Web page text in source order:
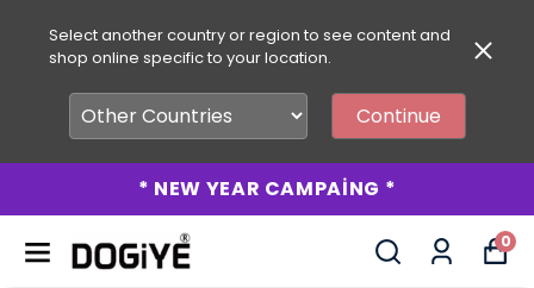
Select another country or region to see content and
shop online specific to your location.
Continue
* NEW YEAR CAMPAİNG *
0